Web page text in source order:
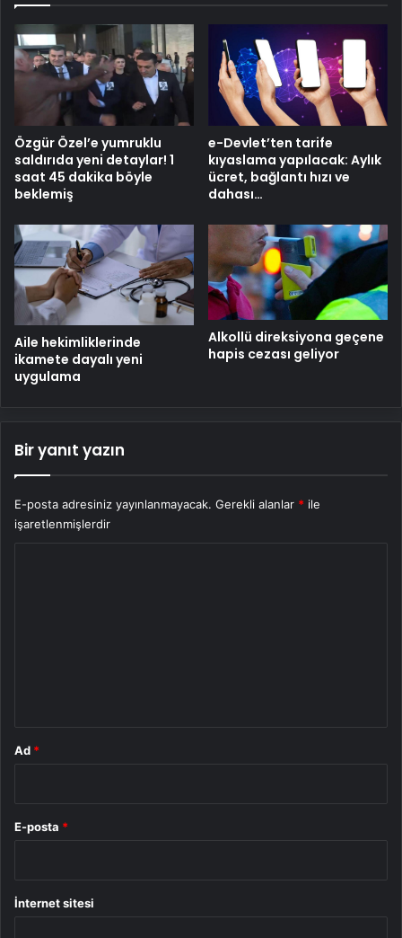
Özgür Özel’e yumruklu
saldırıda yeni detaylar! 1
saat 45 dakika böyle
beklemiş
e-Devlet’ten tarife
kıyaslama yapılacak: Aylık
ücret, bağlantı hızı ve
dahası…
Aile hekimliklerinde
ikamete dayalı yeni
uygulama
Alkollü direksiyona geçene
hapis cezası geliyor
Bir yanıt yazın
E-posta adresiniz yayınlanmayacak. Gerekli alanlar * ile
işaretlenmişlerdir
Ad *
E-posta *
İnternet sitesi